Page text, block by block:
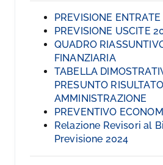
PREVISIONE
PREVISIONE USCITE
QUADRO
FINANZIARIA
TABELLA
PRESUNTO
AMMINISTRAZIONE
PREVENTIVO
Relazione Revisori al
Previsione 2024